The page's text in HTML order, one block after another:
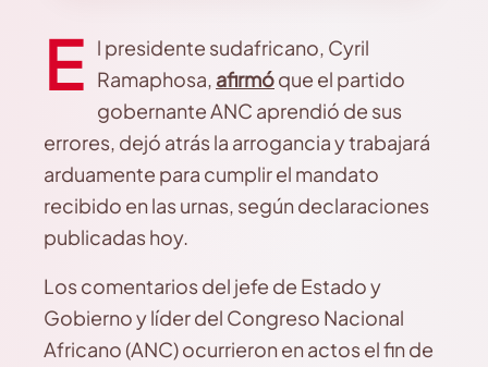
E l presidente sudafricano, Cyril
Ramaphosa, afirmóque el partido
gobernante ANC aprendió de sus
errores, dejó atrás la arrogancia y trabajará
arduamente para cumplir el mandato
recibido en las urnas, según declaraciones
publicadas hoy.
Los comentarios del jefe de Estado y
Gobierno y líder del Congreso Nacional
Africano (ANC) ocurrieron en actos el fin de